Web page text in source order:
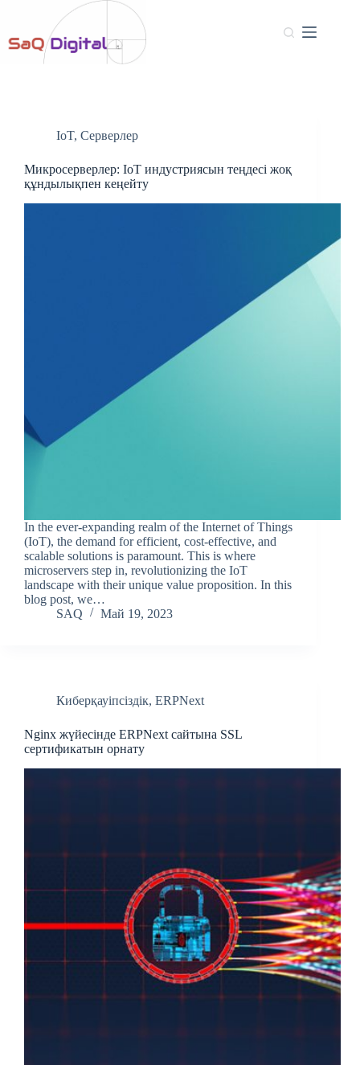
IoT, Серверлер
Микросерверлер: IoT индустриясын теңдесі жоқ
құндылықпен кеңейту
In the ever-expanding realm of the Internet of Things
(IoT), the demand for efficient, cost-effective, and
scalable solutions is paramount. This is where
microservers step in, revolutionizing the IoT
landscape with their unique value proposition. In this
blog post, we…
SAQ
Май 19, 2023
Киберқауіпсіздік, ERPNext
Nginx жүйесінде ERPNext сайтына SSL
сертификатын орнату